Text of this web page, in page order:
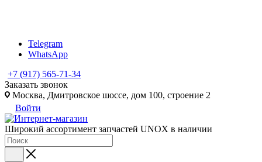
Telegram
WhatsApp
+7 (917) 565-71-34
Заказать звонок
Москва, Дмитровское шоссе, дом 100, строение 2
Войти
Широкий ассортимент запчастей UNOX в наличии